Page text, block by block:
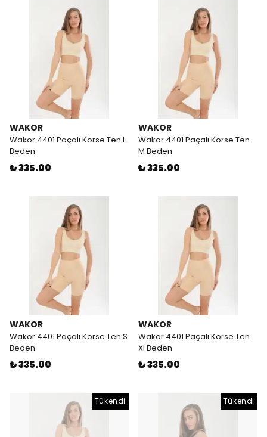
WAKOR
Wakor 4401 Paçalı Korse Ten L
Beden
₺ 335.00
WAKOR
Wakor 4401 Paçalı Korse Ten
M Beden
₺ 335.00
WAKOR
Wakor 4401 Paçalı Korse Ten S
Beden
₺ 335.00
WAKOR
Wakor 4401 Paçalı Korse Ten
Xl Beden
₺ 335.00
Tükendi Tükendi